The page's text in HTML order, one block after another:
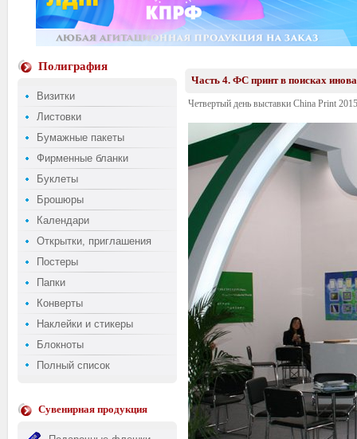
Полиграфия
Визитки
Листовки
Бумажные пакеты
Фирменные бланки
Буклеты
Брошюры
Календари
Открытки, приглашения
Постеры
Папки
Конверты
Наклейки и стикеры
Блокноты
Полный список
Сувенирная продукция
Часть 4. ФС принт в поисках
Четвертый день выставки China Print